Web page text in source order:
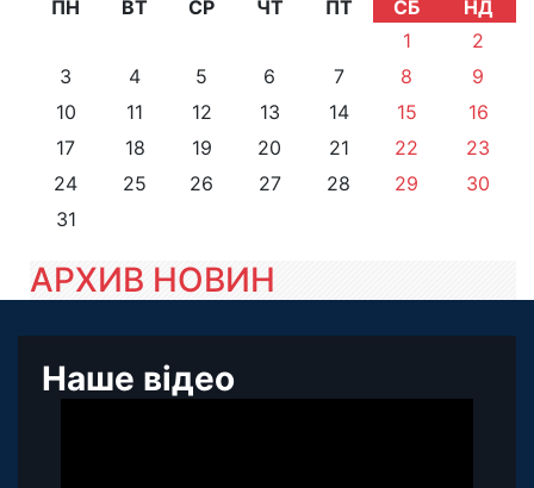
ПН
ВТ СР ЧТ ПТ СБ
НД
1
2
3
4 5 6 7 8
9
10
11 12 13 14 15
16
17
18 19 20 21 22
23
24
25 26 27 28 29
30
31
АРХИВ НОВИН
Наше відео